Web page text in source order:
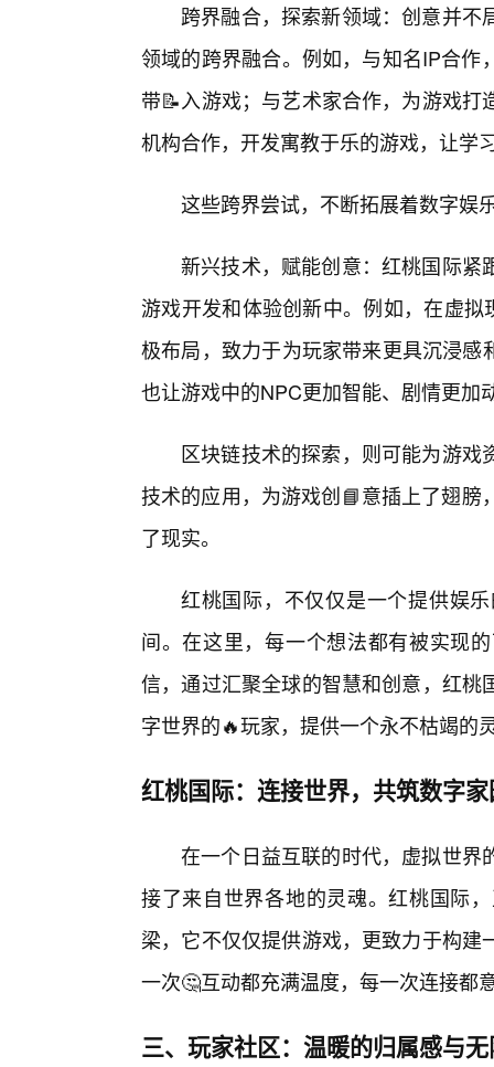
跨界融合，探索新领域：创意并不
领域的跨界融合。例如，与知名IP合
带📝入游戏；与艺术家合作，为游戏
机构合作，开发寓教于乐的游戏，让学
这些跨界尝试，不断拓展着数字娱
新兴技术，赋能创意：红桃国际紧
游戏开发和体验创新中。例如，在虚
极布局，致力于为玩家带来更具沉浸
也让游戏中的NPC更加智能、剧情更加
区块链技术的探索，则可能为游
技术的应用，为游戏创📘意插上了翅
了现实。
红桃国际，不仅仅是一个提供娱
间。在这里，每一个想法都有被实现
信，通过汇聚全球的智慧和创意，红
字世界的🔥玩家，提供一个永不枯竭的
红桃国际：连接世界，共筑数字
在一个日益互联的时代，虚拟世界
接了来自世界各地的灵魂。红桃国际
梁，它不仅仅提供游戏，更致力于构
一次🤔互动都充满温度，每一次连接都
三、玩家社区：温暖的归属感与